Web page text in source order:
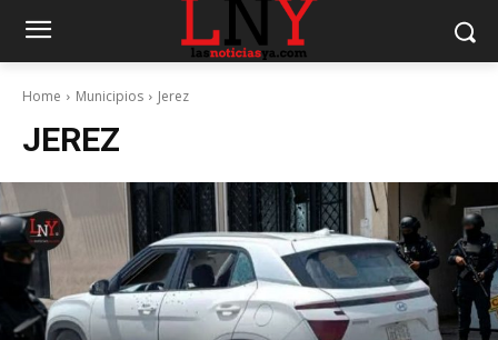
Home Municipios Jerez
JEREZ